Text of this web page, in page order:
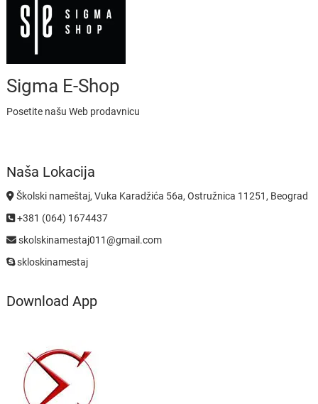
Sigma E-Shop
Posetite našu Web prodavnicu
Naša Lokacija
Školski nameštaj, Vuka Karadžića 56a, Ostružnica 11251, Beograd
+381 (064) 1674437
skolskinamestaj011@gmail.com
skloskinamestaj
Download App